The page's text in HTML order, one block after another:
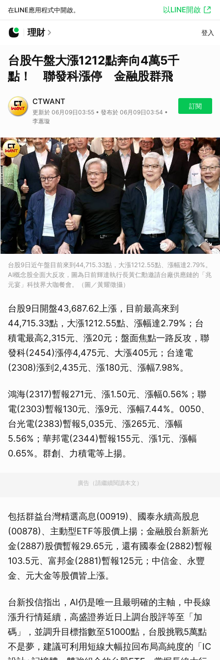
在LINE應用程式中開啟。 以LINE開啟
理財 登入
台股午盤大漲1212點奔向4萬5千
點！ 聯發科漲停 金融股群飛
CTWANT
更新於 06月09日03:55 • 發布於 06月09日03:54 •
李蕙璇
訂閱
台股9日近午盤目前來到44,715.33點，大漲1212.55點、漲幅達2.79%。
AI概念股全面大反攻，圖為日前輝達執行長黃仁勳邀請台廠供應鏈的「兆
元宴」科技界大咖餐會。（圖／黃耀徵攝）
台股9日開盤43,687.62上漲，目前最高來到
44,715.33點，大漲1212.55點、漲幅達2.79%；台
積電最高2,315元、漲20元；盤面焦點一路反攻，聯
發科(2454)漲停4,475元、大漲405元；台達電
(2308)漲到2,435元、漲180元、漲幅7.98%。
鴻海(2317)暫報271元、漲1.50元、漲幅0.56%；聯
電(2303)暫報130元、漲9元、漲幅7.44%。0050、
台光電(2383)暫報5,035元、漲265元、漲幅
5.56%；華邦電(2344)暫報155元、漲1元、漲幅
0.65%。群創、力積電等上揚。
廣告（請繼續閱讀本文）
包括群益台灣精選高息(00919)、國泰永續高股息
(00878)、主動型ETF等股價上揚；金融股台新新光
金(2887)股價暫報29.65元，還有國泰金(2882)暫報
103.5元、富邦金(2881)暫報125元；中信金、永豐
金、元大金等股價皆上漲。
台新投信指出，AI仍是唯一且最明確的主軸，中長線
漲升行情延續，高盛證券近日上調台股評等至「加
碼」，並調升目標指數至51000點，台股挑戰5萬點
不是夢，建議可利用短線大幅拉回布局高純度的「IC